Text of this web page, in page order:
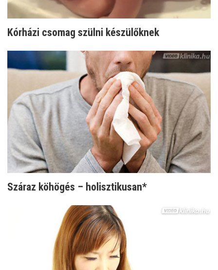
Kórházi csomag szülni készülőknek
Száraz köhögés – holisztikusan*